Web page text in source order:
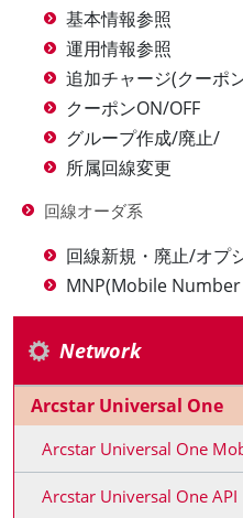
基本情報参照
運用情報参照
追加チャージ(クーポ
クーポンON/OFF
グループ作成/廃止/
所属回線変更
回線オーダ系
回線新規・廃止/オプ
MNP(Mobile
Network
Arcstar Universal One
Arcstar Universal One
Arcstar Universal One API